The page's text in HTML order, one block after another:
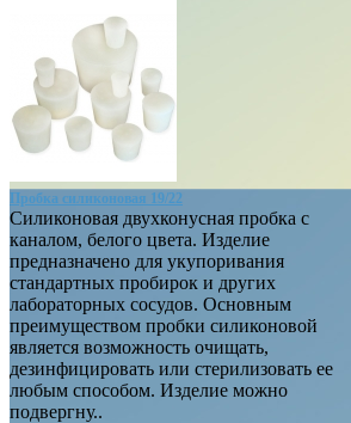
Пробка силиконовая 19/22
Силиконовая двухконусная пробка с
каналом, белого цвета. Изделие
предназначено для укупоривания
стандартных пробирок и других
лабораторных сосудов. Основным
преимуществом пробки силиконовой
является возможность очищать,
дезинфицировать или стерилизовать ее
любым способом. Изделие можно
подвергну..